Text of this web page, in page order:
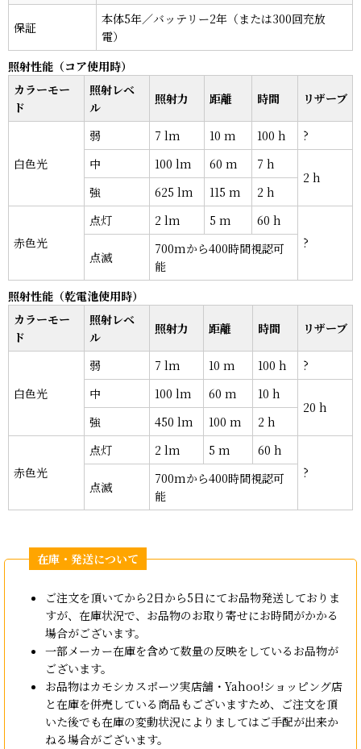
保証
本体5年／バッテリー2年（または300回充放
電）
照射性能（コア使用時）
カラーモー
ド
照射レベ
ル
照射力 距離 時間 リザーブ
白色光
弱 7 lm 10 m 100 h
?
中
100 lm 60 m
7 h
2 h
強
625 lm 115 m 2 h
赤色光
点灯 2 lm 5 m
60 h
?
点滅
700mから400時間視認可
能
照射性能（乾電池使用時）
カラーモー
ド
照射レベ
ル
照射力 距離 時間 リザーブ
白色光
弱 7 lm 10 m 100 h
?
中
100 lm 60 m
10 h
20 h
強
450 lm 100 m 2 h
赤色光
点灯 2 lm 5 m
60 h
?
点滅
700mから400時間視認可
能
ご注文を頂いてから2日から5日にてお品物発送しておりま
すが、在庫状況で、お品物のお取り寄せにお時間がかかる
場合がございます。
一部メーカー在庫を含めて数量の反映をしているお品物が
ございます。
お品物はカモシカスポーツ実店舗・Yahoo!ショッピング店
と在庫を併売している商品もございますため、ご注文を頂
いた後でも在庫の変動状況によりましてはご手配が出来か
ねる場合がございます。